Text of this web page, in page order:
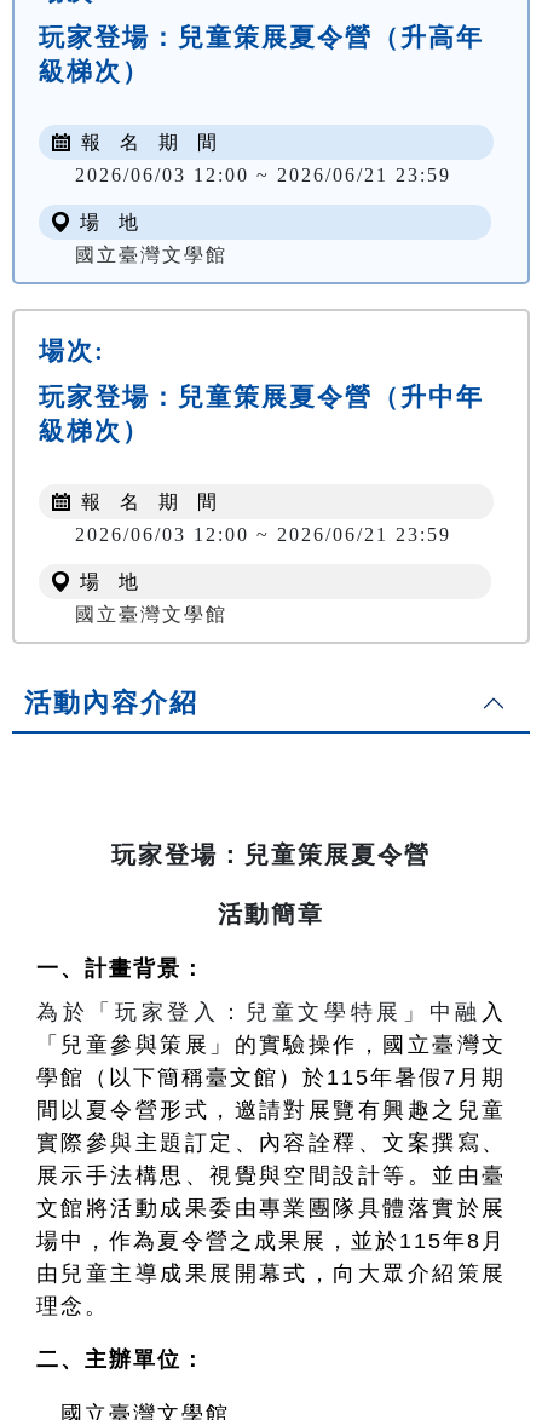
玩家登場：兒童策展夏令營（升高年
級梯次）
報 名 期 間
2026/06/03 12:00 ~ 2026/06/21 23:59
場 地
國立臺灣文學館
場次:
玩家登場：兒童策展夏令營（升中年
級梯次）
報 名 期 間
2026/06/03 12:00 ~ 2026/06/21 23:59
場 地
國立臺灣文學館
活動內容介紹
玩家登場：兒童策展夏令營
活動簡章
一、計畫背景：
為於「玩家登入：兒童文學特展」中融 入
「兒童參與策展」的實驗操作，國立臺灣文
學館（以下簡稱臺文館）於115年暑假7月期
間以夏令營形式，邀請對展覽有興趣之兒童
實際參與主題訂定、內容詮釋、文案撰寫、
展示手法構思、視覺與空間設計等。並由臺
文館將活動成果委由專業團隊具體落實於展
場中，作為夏令營之成果展，並於115年8月
由兒童主導成果展開幕式，向大眾介紹策展
理念。
二、主辦單位：
國立臺灣文學館